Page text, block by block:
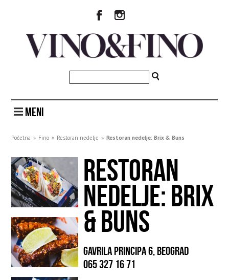
MENI
Početna » Fino » Restoran nedelje » Restoran nedelje: Brix & Buns
RESTORAN
NEDELJE: BRIX
& BUNS
GAVRILA PRINCIPA 6, BEOGRAD
065 327 16 71